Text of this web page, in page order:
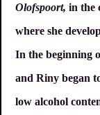
Olofspoort, in the
where she
In the beginning
and Riny began
low alcohol